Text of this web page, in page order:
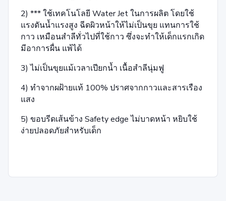
2) *** ใช้เทคโนโลยี Water Jet ในการผลิต โดยใช้
แรงดันน้ำแรงสูง ฉีดผิวหน้าให้ไม่เป็นขุย แทนการใช้
กาว เหมือนสำลีทั่วไปที่ใช้กาว ซึ่งจะทำให้เด็กแรกเกิด
มีอาการผื่น แพ้ได้
3) ไม่เป็นขุยแม้เวลาเปียกน้ำ เนื้อสำลีนุ่มฟู
4) ทำจากผฝ้ายแท้ 100% ปราศจากกาวและสารเรือง
แสง
5) ขอบรีดเส้นข้าง Safety edge ไม่บาดหน้า หยิบใช้
ง่ายปลอดภัยสำหรับเด็ก